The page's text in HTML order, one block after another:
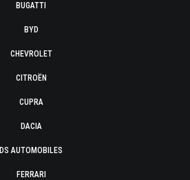
BUGATTI
BYD
CHEVROLET
CITROËN
CUPRA
DACIA
DS AUTOMOBILES
FERRARI